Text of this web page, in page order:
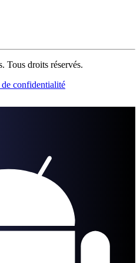
Tous droits réservés.
confidentialité